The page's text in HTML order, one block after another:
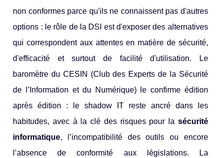
non conformes parce qu'ils ne connaissent pas d'autres
options : le rôle de la DSI est d'exposer des alternatives
qui correspondent aux attentes en matière de sécurité,
d'efficacité et surtout de facilité d'utilisation. Le
baromètre du CESIN (Club des Experts de la Sécurité
de l’Information et du Numérique) le confirme édition
après édition : le shadow IT reste ancré dans les
habitudes, avec à la clé des risques pour la sécurité
informatique, l’incompatibilité des outils ou encore
l’absence de conformité aux législations. La